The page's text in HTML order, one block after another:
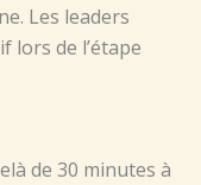
Les leaders
de l’étape
de 30 minutes à